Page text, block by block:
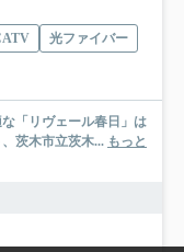
光ファイバー
「リヴェール春日」は
茨木市立茨木... もっと